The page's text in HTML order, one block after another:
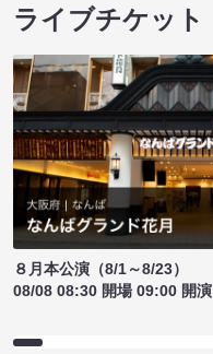
ライブチケット
８月本公演（8/1～8/23）
08/08 08:30 開場 09:00 開演